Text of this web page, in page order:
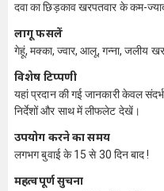
दवा का छिड़काव खरपतवार के कम-
लागू फसलें
गेहूं, मक्का, ज्वार, आलू, गन्ना, जलीय
विशेष टिप्पणी
यहां प्रदान की गई जानकारी केवल
निर्देशों और साथ में लीफलेट देखें।
उपयोग करने का समय
लगभग बुवाई के 15 से 30 दिन बाद !
महत्वपूर्ण सुचना